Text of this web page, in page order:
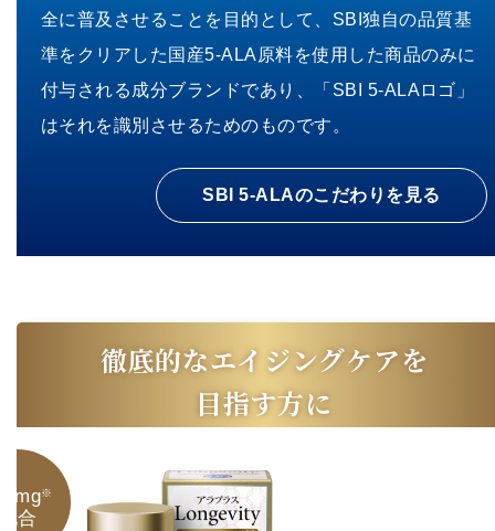
全に普及 させることを目的として、SBI独自の品質基
準をクリアした国産5-ALA原料を使用した商品のみに
付与される成分ブランドであり、「SBI 5-ALAロゴ」
はそれを識別させるためのものです。
SBI 5-ALAのこだわりを見る
徹底的なエイジングケアを
目指す方に
※
合